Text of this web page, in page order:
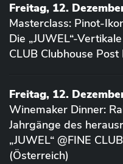
Freitag, 12.
Masterclass: Pinot-
Die „JUWEL“-
CLUB Clubhouse
Freitag, 12.
Winemaker Dinner:
Jahrgänge des
„JUWEL“ @FINE
(Österreich)